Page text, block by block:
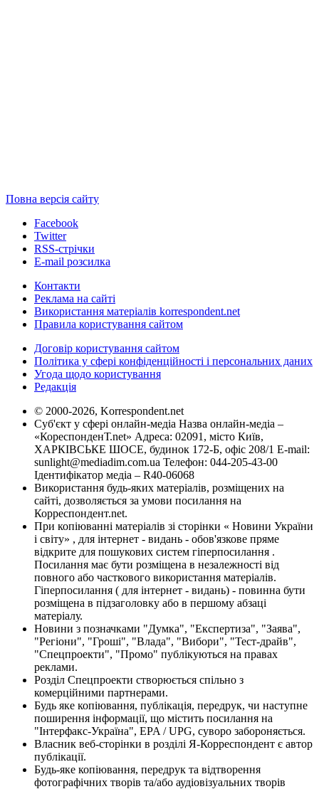
Повна версія сайту
Facebook
Twitter
RSS-стрічки
E-mail розсилка
Контакти
Реклама на сайті
Використання матеріалів korrespondent.net
Правила користування сайтом
Договір користування сайтом
Політика у сфері конфіденційності і персональних даних
Угода щодо користування
Редакція
© 2000-2026, Korrespondent.net
Суб'єкт у сфері онлайн-медіа Назва онлайн-медіа –
«КореспонденТ.net» Адреса: 02091, місто Київ,
ХАРКІВСЬКЕ ШОСЕ, будинок 172-Б, офіс 208/1 E-mail:
sunlight@mediadim.com.ua Телефон: 044-205-43-00
Ідентифікатор медіа – R40-06068
Використання будь-яких матеріалів, розміщених на
сайті, дозволяється за умови посилання на
Корреспондент.net.
При копіюванні матеріалів зі сторінки « Новини України
і світу» , для інтернет - видань - обов'язкове пряме
відкрите для пошукових систем гіперпосилання .
Посилання має бути розміщена в незалежності від
повного або часткового використання матеріалів.
Гіперпосилання ( для інтернет - видань) - повинна бути
розміщена в підзаголовку або в першому абзаці
матеріалу.
Новини з позначками "Думка", "Експертиза", "Заява",
"Регіони", "Гроші", "Влада", "Вибори", "Тест-драйв",
"Спецпроекти", "Промо" публікуються на правах
реклами.
Розділ Спецпроекти створюється спільно з
комерційними партнерами.
Будь яке копіювання, публікація, передрук, чи наступне
поширення інформації, що містить посилання на
"Інтерфакс-Україна", EPA / UPG, суворо забороняється.
Власник веб-сторінки в розділі Я-Корреспондент є автор
публікації.
Будь-яке копіювання, передрук та відтворення
фотографічних творів та/або аудіовізуальних творів